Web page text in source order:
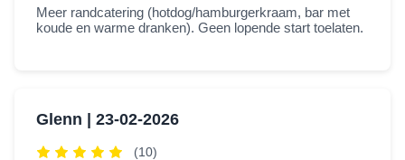
Meer randcatering (hotdog/hamburgerkraam, bar met
koude en warme dranken). Geen lopende start toelaten.
Glenn | 23-02-2026
(10)